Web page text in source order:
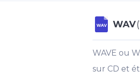
WAV WAV
WAVE ou
sur CD et